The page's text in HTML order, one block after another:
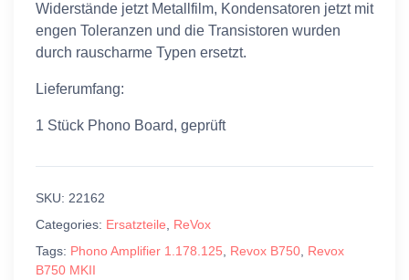
Widerstände jetzt Metallfilm, Kondensatoren jetzt mit
engen Toleranzen und die Transistoren wurden
durch rauscharme Typen ersetzt.
Lieferumfang:
1 Stück Phono Board, geprüft
SKU: 22162
Categories: Ersatzteile, ReVox
Tags: Phono Amplifier 1.178.125, Revox B750, Revox
B750 MKII